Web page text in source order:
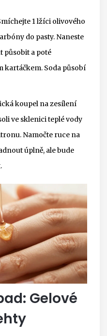
1 lžíci olivového
do pasty. Naneste
působit a poté
kartáčkem. Soda působí
koupel na zesílení
ve sklenici teplé vody
Namočte ruce na
úplně, ale bude
Gelové